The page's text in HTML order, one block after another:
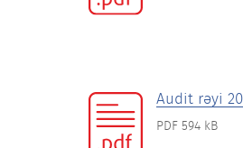
Audit rəyi
PDF 594 kB